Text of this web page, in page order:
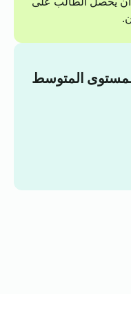
المتوسط